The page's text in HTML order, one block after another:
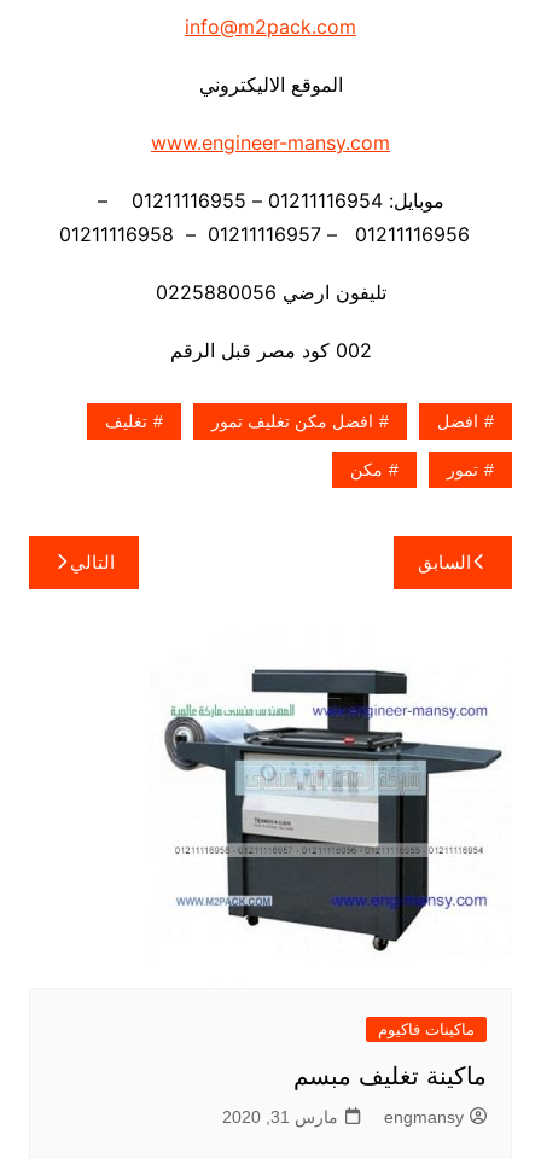
info@m2pack.com
الموقع الاليكتروني
www.engineer-mansy.com
موبايل: 01211116954 – 01211116955 –
تليفون ارضي 0225880056
002 كود مصر قبل الرقم
افضل افضل مكن تغليف تمور تغليف
تمور مكن
تصفّح
المقالات
السابق التالي
ماكينات فاكيوم
ماكينة تغليف مبسم
engmansy مارس 31, 2020